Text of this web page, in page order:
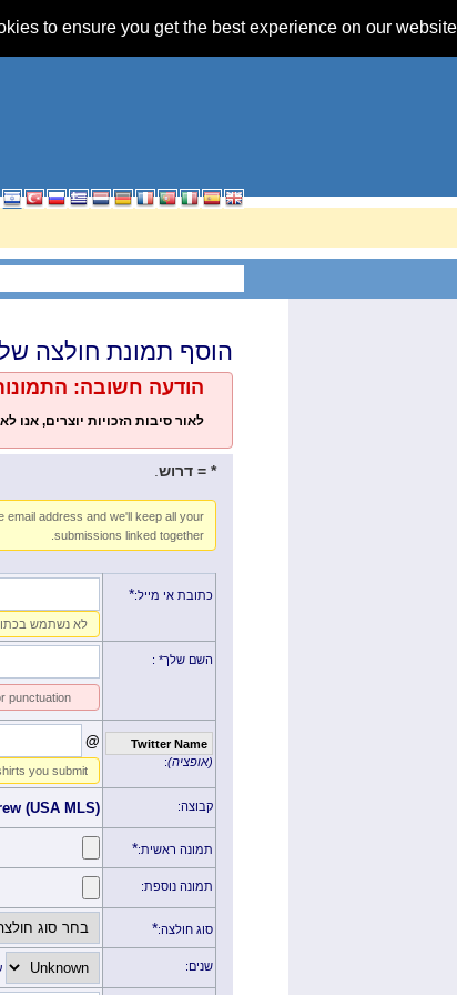
to ensure you get the best experience on our website.
הוסף תמונת חולצה
הודעה חשובה:
לאור סיבות הזכויות יוצרים, אנו
* = דרוש
address and we'll keep all your
submissions linked together.
כתובת אי מייל: *
לא נשתמש
השם שלך* :
punctuation
Twitter Name
(אופציה)
:
@
you submit
קבוצה: (USA MLS)
תמונה ראשית:*
תמונה נוספת:
סוג חולצה:*
שנים: